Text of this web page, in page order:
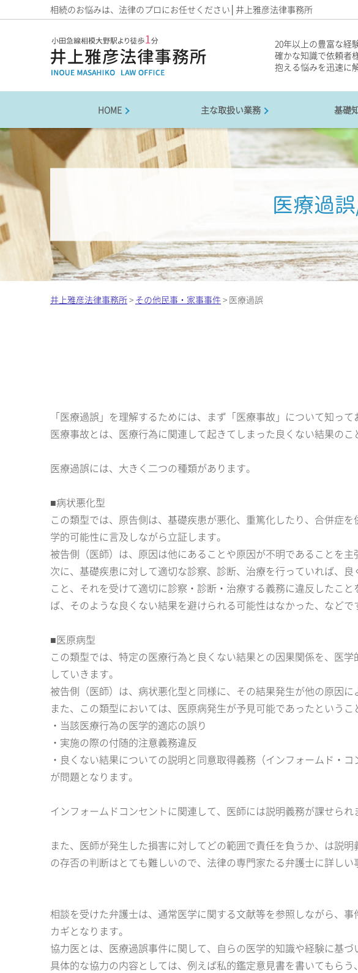
相続のお悩みは、法律のプロにお任せください│井上雅彦法律事務所
20年以上の豊富な経
確かな知識で依頼者
抱える悩みを迅速に
HOME 主な取扱い業務 基礎
医療過
井上雅彦法律事務所> その他民事・家事事件> 医療過誤
「医療過誤」を理解するためには、まず「医療事故」について知って
医療事故とは、医療行為に関連して起きてしまった良くない結果の
医療過誤には、大きく二つの種類があります。
■病状悪化型
この類型では、原告側は、基礎疾患が悪化、重篤化したり、合併症
学的可能性に言及しながら立証します。
被告側（医師）は、原因は他にあることや原因が不明であることを主
次に、基礎疾患に対して適切な診察、診断、治療を行っていれば、
こと、それを受けて適切に診察・診断・治療する義務に違反したこ
ば、そのような良くない結果を避けられる可能性はなかった、などで
■医原病型
この類型では、特定の医療行為と良くない結果との因果関係を、医
していきます。
被告側（医師）は、病状悪化型と同様に、その結果発生が他の原因
また、この類型においては、医原病発生が予見可能であったというこ
・当該医療行為の医学的適応の誤り
・実施の際の付随的注意義務違反
・良くない結果についての説明と同意取得義務（インフォームド・コ
が問題となります。
インフォームドコンセントに関連して、医師には説明義務が課せら
また、医師が発生した損害に対してどの範囲で責任を負うか、は説
の存否の判断はとても難しいので、法律の専門家たる弁護士に詳しい
相談を受けた弁護士は、通常医学に関する文献等を参照しながら、
カギとなります。
協力医とは、医療過誤事件に関して、自らの医学的知識や経験に基
具体的な協力の内容としては、例えば私的鑑定意見書を書いてもら